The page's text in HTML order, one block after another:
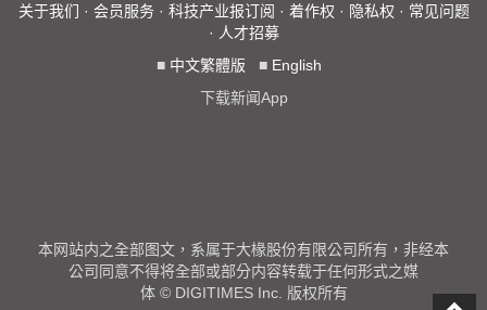
关于我们 · 会员服务· 科技产业报订阅 · 着作权 · 隐私权 · 常见问题
· 人才招募
■ 中文繁體版 ■ English
下载新闻App
本网站内之全部图文，系属于大椽股份有限公司所有，非经本
公司同意不得将全部或部分内容转载于任何形式之媒
体 © DIGITIMES Inc. 版权所有